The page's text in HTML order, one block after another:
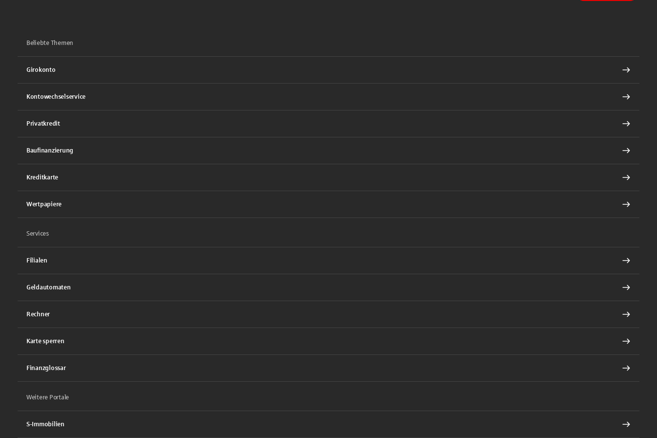
Beliebte Themen
Girokonto
Kontowechselservice
Privatkredit
Baufinanzierung
Kreditkarte
Wertpapiere
Services
Filialen
Geldautomaten
Rechner
Karte sperren
Finanzglossar
Weitere Portale
S-Immobilien